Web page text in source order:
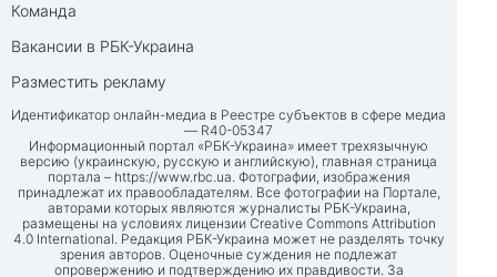
Команда
Вакансии в РБК-Украина
Разместить рекламу
Идентификатор онлайн-медиа в Реестре субъектов в сфере медиа
— R40-05347
Информационный портал «РБК-Украина» имеет трехязычную
версию (украинскую, русскую и английскую), главная страница
портала – https://www.rbc.ua. Фотографии, изображения
принадлежат их правообладателям. Все фотографии на Портале,
авторами которых являются журналисты РБК-Украина,
размещены на условиях лицензии Creative Commons Attribution
4.0 International. Редакция РБК-Украина может не разделять точку
зрения авторов. Оценочные суждения не подлежат
опровержению и подтверждению их правдивости. За